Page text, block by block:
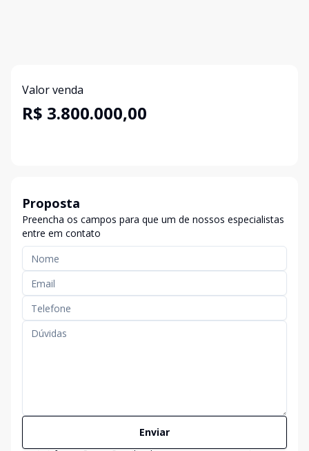
Valor venda
R$ 3.800.000,00
Proposta
Preencha os campos para que um de nossos especialistas
entre em contato
Enviar